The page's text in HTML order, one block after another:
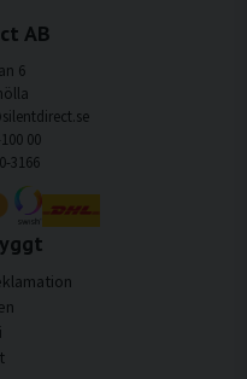
AB
6
00
3166